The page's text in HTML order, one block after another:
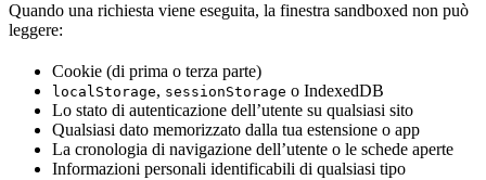
Quando una richiesta viene eseguita, la finestra sandboxed non può
leggere:
Cookie (di prima o terza parte)
localStorage, sessionStorage o IndexedDB
Lo stato di autenticazione dell’utente su qualsiasi sito
Qualsiasi dato memorizzato dalla tua estensione o app
La cronologia di navigazione dell’utente o le schede aperte
Informazioni personali identificabili di qualsiasi tipo